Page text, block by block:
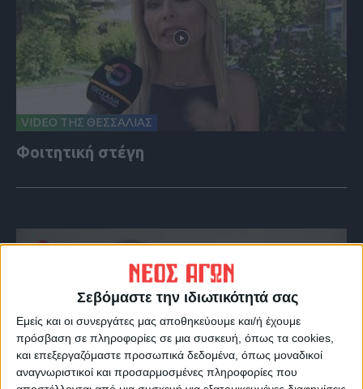
Σεβόμαστε την ιδιωτικότητά σας
Εμείς και οι συνεργάτες μας αποθηκεύουμε και/ή έχουμε
πρόσβαση σε πληροφορίες σε μια συσκευή, όπως τα cookies,
και επεξεργαζόμαστε προσωπικά δεδομένα, όπως μοναδικοί
αναγνωριστικοί και προσαρμοσμένες πληροφορίες που
VIDEO ΤΗΣ ΘΕΣΣΑΛΙΑΣ
Φοιτητική στέγη